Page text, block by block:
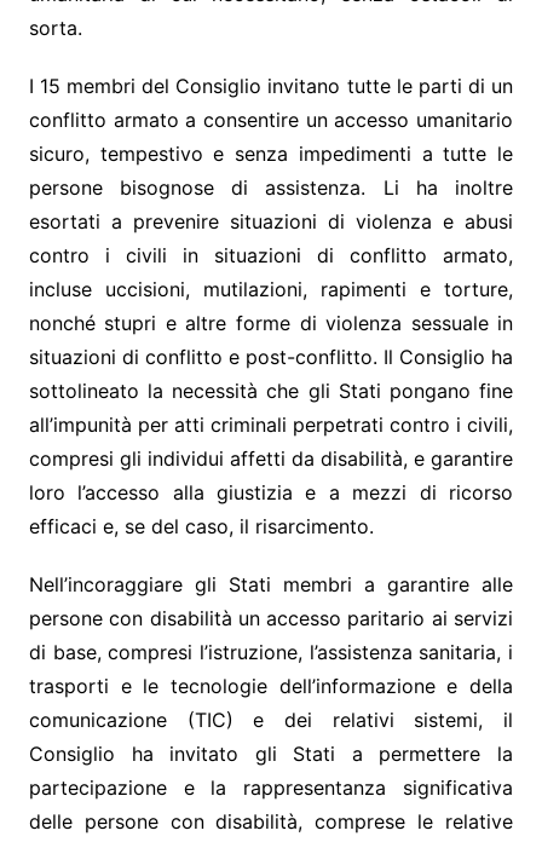
sorta.
I 15 membri del Consiglio invitano tutte le parti di un
conflitto armato a consentire un accesso umanitario
sicuro, tempestivo e senza impedimenti a tutte le
persone bisognose di assistenza. Li ha inoltre
esortati a prevenire situazioni di violenza e abusi
contro i civili in situazioni di conflitto armato,
incluse uccisioni, mutilazioni, rapimenti e torture,
nonché stupri e altre forme di violenza sessuale in
situazioni di conflitto e post-conflitto. Il Consiglio ha
sottolineato la necessità che gli Stati pongano fine
all’impunità per atti criminali perpetrati contro i civili,
compresi gli individui affetti da disabilità, e garantire
loro l’accesso alla giustizia e a mezzi di ricorso
efficaci e, se del caso, il risarcimento.
Nell’incoraggiare gli Stati membri a garantire alle
persone con disabilità un accesso paritario ai servizi
di base, compresi l’istruzione, l’assistenza sanitaria, i
trasporti e le tecnologie dell’informazione e della
comunicazione (TIC) e dei relativi sistemi, il
Consiglio ha invitato gli Stati a permettere la
partecipazione e la rappresentanza significativa
delle persone con disabilità, comprese le relative